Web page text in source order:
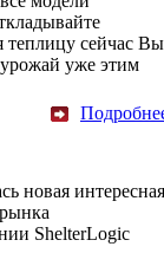
теплицу сейчас Вы
уже этим
новая интересная
ShelterLogic